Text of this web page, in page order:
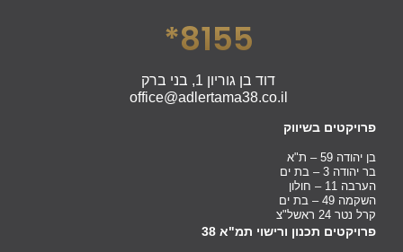
8155*
דוד בן גוריון 1, בני ברק
office@adlertama38.co.il
פרויקטים בשיווק
בן יהודה 59 – ת"א
בר יהודה 3 – בת ים
הערבה 11 – חולון
השקמה 49 – בת ים
קרל נטר 24 ראשל"צ
פרויקטים תכנון ורישוי תמ"א 38